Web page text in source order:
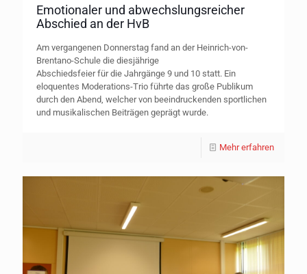
Emotionaler und abwechslungsreicher
Abschied an der HvB
Am vergangenen Donnerstag fand an der Heinrich-von-
Brentano-Schule die diesjährige
Abschiedsfeier für die Jahrgänge 9 und 10 statt. Ein
eloquentes Moderations-Trio führte das große Publikum
durch den Abend, welcher von beeindruckenden sportlichen
und musikalischen Beiträgen geprägt wurde.
Mehr erfahren